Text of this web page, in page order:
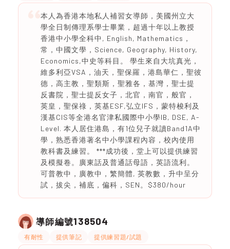
本人為香港本地私人補習女導師，美國州立大
學全日制傳理系學士畢業，超過十年以上教授
香港中小學全科中, English, Mathematics，
常，中國文學，Science, Geography, History,
Economics,中史等科目。 學生來自大坑真光，
維多利亞VSA，油天，聖保羅，港島華仁，聖彼
德，高主教，聖類斯，聖雅各，基灣，聖士提
反書院，聖士提反女子，北官，南官，般官，
英皇，聖保祿，英基ESF,弘立IFS，蒙特梭利及
漢基CIS等全港名官津私國際中小學IB, DSE, A-
Level. 本人居住港島，有1位兒子就讀Band1A中
學，熟悉香港著名中小學課程內容，校內使用
教科書及練習。 ***成功後，堂上可以提供練習
及模擬卷。廣東話及普通話母語，英語流利。
可普教中，廣教中，繁簡體, 英教數，升中呈分
試，拔尖，補底，偏科，SEN。$380/hour
導師編號138504
有耐性 提供筆記 提供練習題/試題